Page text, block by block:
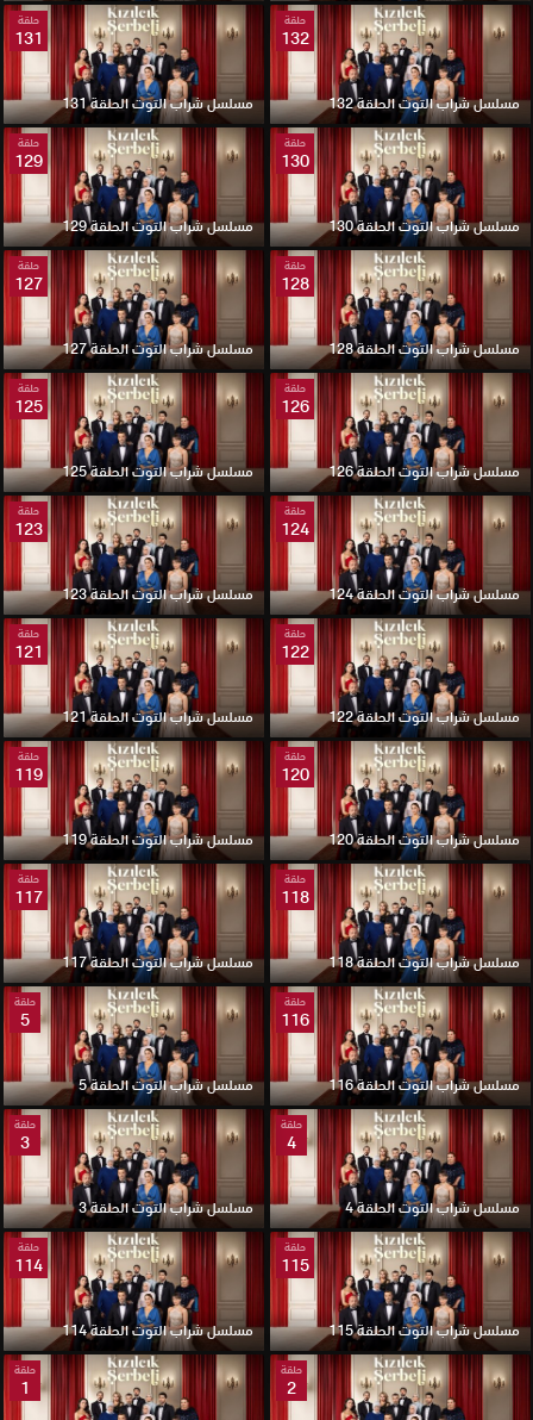
حلقة
132
مسلسل شراب التوت الحلقة 132
حلقة
131
مسلسل شراب التوت الحلقة 131
حلقة
130
مسلسل شراب التوت الحلقة 130
حلقة
129
مسلسل شراب التوت الحلقة 129
حلقة
128
مسلسل شراب التوت الحلقة 128
حلقة
127
مسلسل شراب التوت الحلقة 127
حلقة
126
مسلسل شراب التوت الحلقة 126
حلقة
125
مسلسل شراب التوت الحلقة 125
حلقة
124
مسلسل شراب التوت الحلقة 124
حلقة
123
مسلسل شراب التوت الحلقة 123
حلقة
122
مسلسل شراب التوت الحلقة 122
حلقة
121
مسلسل شراب التوت الحلقة 121
حلقة
120
مسلسل شراب التوت الحلقة 120
حلقة
119
مسلسل شراب التوت الحلقة 119
حلقة
118
مسلسل شراب التوت الحلقة 118
حلقة
117
مسلسل شراب التوت الحلقة 117
حلقة
116
مسلسل شراب التوت الحلقة 116
حلقة
5
مسلسل شراب التوت الحلقة 5
حلقة
4
مسلسل شراب التوت الحلقة 4
حلقة
3
مسلسل شراب التوت الحلقة 3
حلقة
115
مسلسل شراب التوت الحلقة 115
حلقة
114
مسلسل شراب التوت الحلقة 114
حلقة
2
حلقة
1